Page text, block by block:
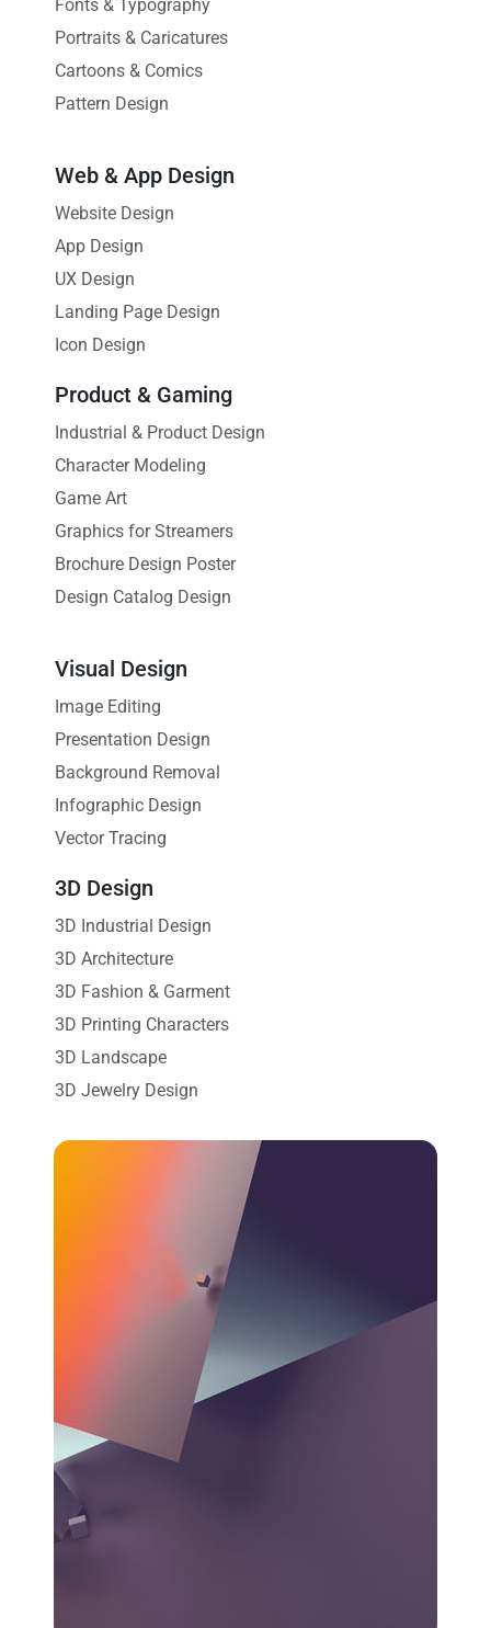
Fonts & Typography
Portraits & Caricatures
Cartoons & Comics
Pattern Design
Web & App Design
Website Design
App Design
UX Design
Landing Page Design
Icon Design
Product & Gaming
Industrial & Product Design
Character Modeling
Game Art
Graphics for Streamers
Brochure Design Poster
Design Catalog Design
Visual Design
Image Editing
Presentation Design
Background Removal
Infographic Design
Vector Tracing
3D Design
3D Industrial Design
3D Architecture
3D Fashion & Garment
3D Printing Characters
3D Landscape
3D Jewelry Design